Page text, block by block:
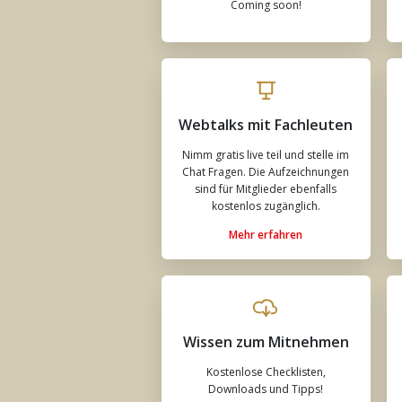
Coming soon!
Webtalks mit Fachleuten
Nimm gratis live teil und stelle im
Chat Fragen. Die Aufzeichnungen
sind für Mitglieder ebenfalls
kostenlos zugänglich.
Mehr erfahren
Wissen zum Mitnehmen
Kostenlose Checklisten,
Downloads und Tipps!